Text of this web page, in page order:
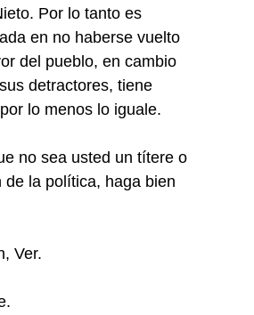
Por lo tanto es
en no haberse vuelto
del pueblo, en cambio
detractores, tiene
lo menos lo iguale.
no sea usted un títere o
la política, haga bien
Ver.